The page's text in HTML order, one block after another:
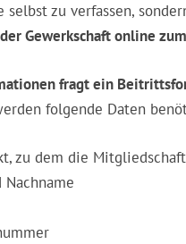
selbst zu verfassen,
Gewerkschaft online
fragt ein
folgende Daten
zu dem die
Nachname